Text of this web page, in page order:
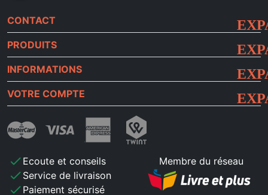
CONTACT
PRODUITS
INFORMATIONS
VOTRE COMPTE
check Ecoute et conseils
check Service de livraison
check Paiement sécurisé
Membre du réseau